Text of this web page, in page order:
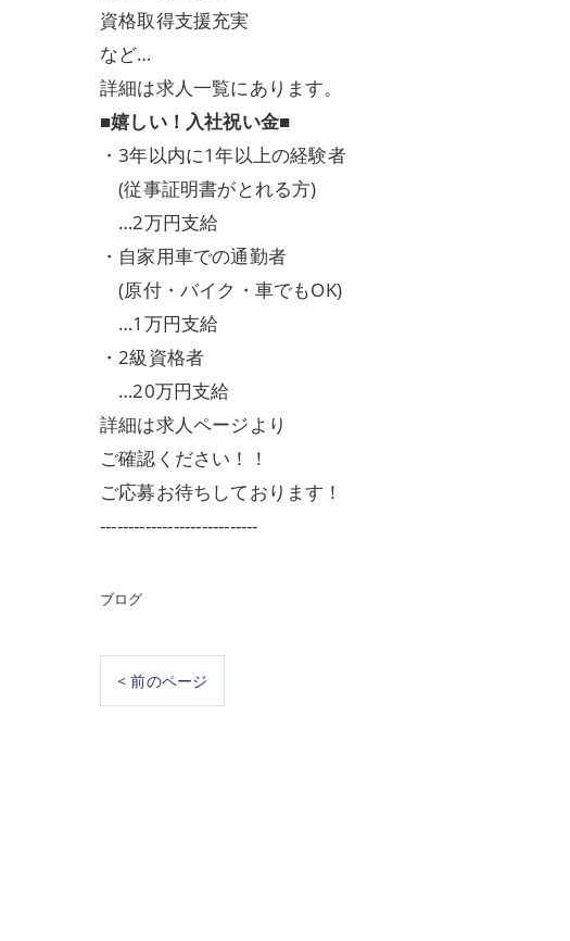
資格取得支援充実
など…
詳細は求人一覧にあります。
■嬉しい！入社祝い金■
・3年以内に1年以上の経験者
(従事証明書がとれる方)
…2万円支給
・自家用車での通勤者
(原付・バイク・車でもOK)
…1万円支給
・2級資格者
…20万円支給
詳細は求人ページより
ご確認ください！！
ご応募お待ちしております！
----------------------------
ブログ
< 前のページ